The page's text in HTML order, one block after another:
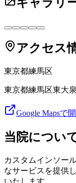
ギャラリ
アクセス
東京都練馬区
東京都練馬区東大
Google Mapsで開
当院につい
カスタムインソー
なサービスを提供
いたします。